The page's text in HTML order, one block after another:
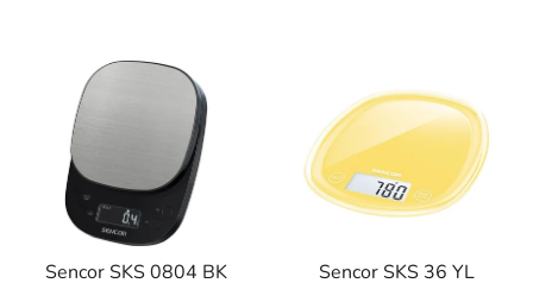
Sencor SKS 0804 BK Sencor SKS 36 YL